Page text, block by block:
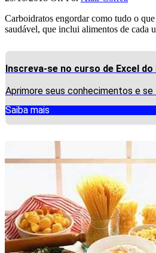
Carboidratos engordar como tudo o
saudável, que inclui alimentos de cada
Inscreva-se no curso de Excel
Aprimore seus conhecimentos e
Saiba mais